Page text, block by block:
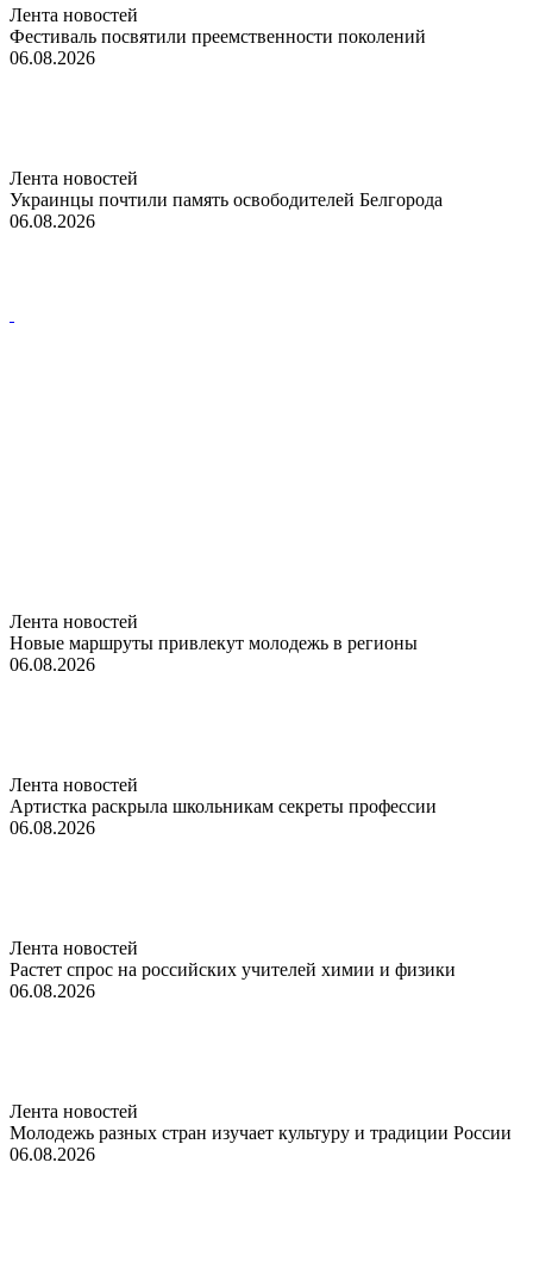
Лента новостей
Фестиваль посвятили преемственности поколений
06.08.2026
Лента новостей
Украинцы почтили память освободителей Белгорода
06.08.2026
Лента новостей
Новые маршруты привлекут молодежь в регионы
06.08.2026
Лента новостей
Артистка раскрыла школьникам секреты профессии
06.08.2026
Лента новостей
Растет спрос на российских учителей химии и физики
06.08.2026
Лента новостей
Молодежь разных стран изучает культуру и традиции России
06.08.2026